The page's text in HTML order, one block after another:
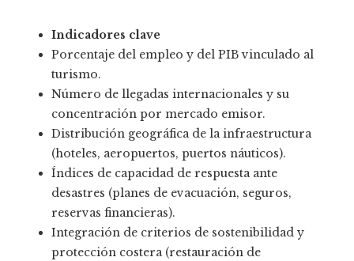
Indicadores clave
Porcentaje del empleo y del PIB vinculado al
turismo.
Número de llegadas internacionales y su
concentración por mercado emisor.
Distribución geográfica de la infraestructura
(hoteles, aeropuertos, puertos náuticos).
Índices de capacidad de respuesta ante
desastres (planes de evacuación, seguros,
reservas financieras).
Integración de criterios de sostenibilidad y
protección costera (restauración de